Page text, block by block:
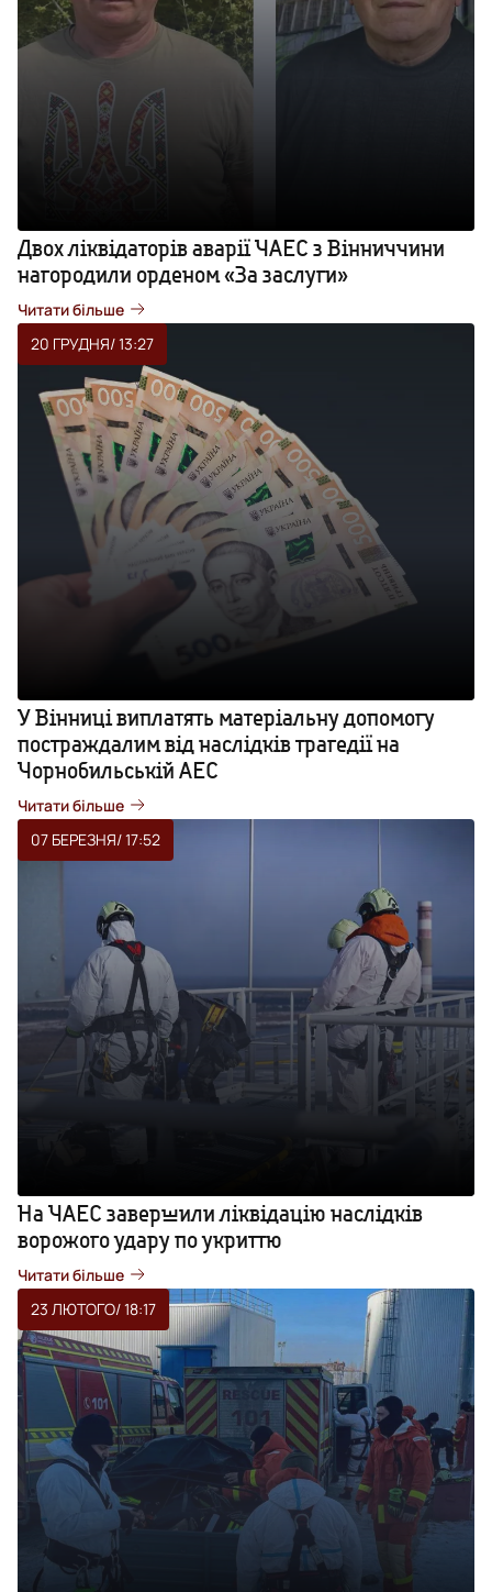
Двох ліквідаторів аварії ЧАЕС з Вінниччини
нагородили орденом «За заслуги»
Читати більше
20 ГРУДНЯ/ 13:27
У Вінниці виплатять матеріальну допомогу
постраждалим від наслідків трагедії на
Чорнобильській АЕС
Читати більше
07 БЕРЕЗНЯ/ 17:52
На ЧАЕС завершили ліквідацію наслідків
ворожого удару по укриттю
Читати більше
23 ЛЮТОГО/ 18:17